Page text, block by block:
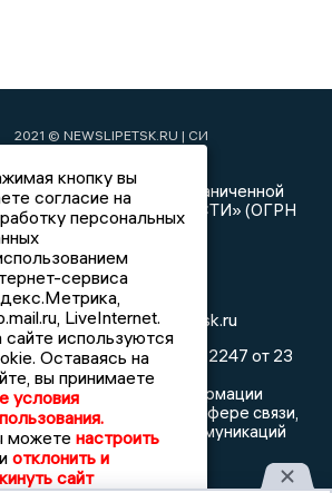
2021 © NEWSLIPETSK.RU | СИ
Общество с ограниченной
«РЕГИОНАЛЬНЫЕ НОВОСТИ» (ОГРН
Е.Г.
903 699 9427
редакции:info@newslipetsk.ru
серия Эл № ФС77-82247 от 23
выписке из реестра
средств массовой информации
службой по надзору в сфере связи,
и массовых коммуникаций
кнопку вы
согласие на
персональных
сервиса
LiveInternet.
сайте используются
Оставаясь на
вы принимаете
условия
можете настроить
отклонить и
сайт